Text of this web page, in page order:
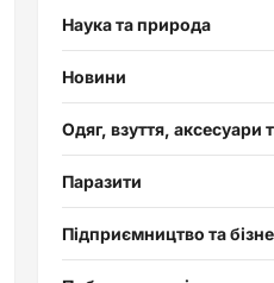
Наука та природа
Новини
Одяг, взуття, аксесуари
Паразити
Підприємництво та